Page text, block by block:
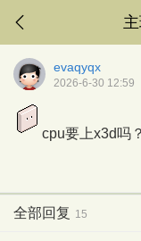
evaqyqx
2026-6-30 12:59
cpu要上x3d吗
全部回复 15